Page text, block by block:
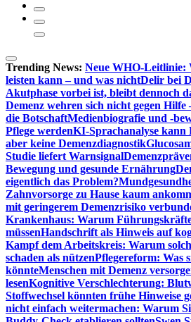
Trending News: Neue WHO-Leitlinie:
leisten kann – und was nichtDelir bei
Akutphase vorbei ist, bleibt dennoch
Demenz wehren sich nicht gegen Hilfe
die BotschaftMedienbiografie und -
Pflege werdenKI-Sprachanalyse kann
aber keine Demenzdiagnostik
Studie liefert Warnsignal
Bewegung und gesunde Ernährung
eigentlich das Problem?
Zahnvorsorge zu Hause kaum
mit geringerem Demenzrisiko
Krankenhaus: Warum
müssenHandschrift als Hinweis auf
Kampf dem Arbeitskreis: Warum
schaden als nützenPflegereform: Was
könnteMenschen mit Demenz
lesenKognitive Verschlechterung:
Stoffwechsel könnten frühe Hinweise
nicht einfach weitermachen: Warum